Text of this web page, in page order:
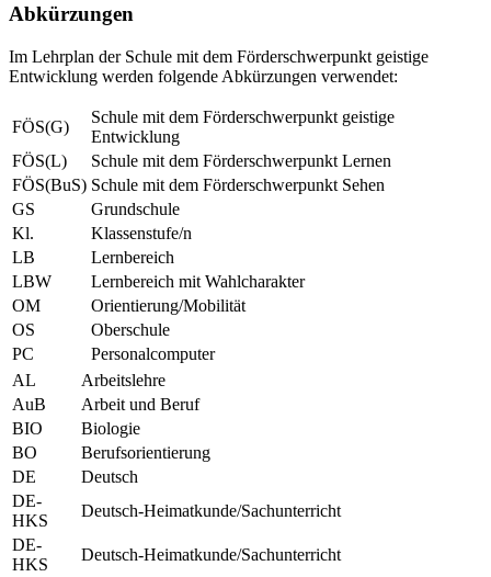
Abkürzungen
Im Lehrplan der Schule mit dem Förderschwerpunkt geistige
Entwicklung werden folgende Abkürzungen verwendet:
FÖS(G)
Schule mit dem Förderschwerpunkt geistige
Entwicklung
FÖS(L)
Schule mit dem Förderschwerpunkt Lernen
FÖS(BuS) Schule mit dem Förderschwerpunkt Sehen
GS
Grundschule
Kl.
Klassenstufe/n
LB
Lernbereich
LBW
Lernbereich mit Wahlcharakter
OM
Orientierung/Mobilität
OS
Oberschule
PC
Personalcomputer
AL
Arbeitslehre
AuB
Arbeit und Beruf
BIO
Biologie
BO
Berufsorientierung
DE
Deutsch
DE-
HKS
Deutsch-Heimatkunde/Sachunterricht
DE-
HKS
Deutsch-Heimatkunde/Sachunterricht